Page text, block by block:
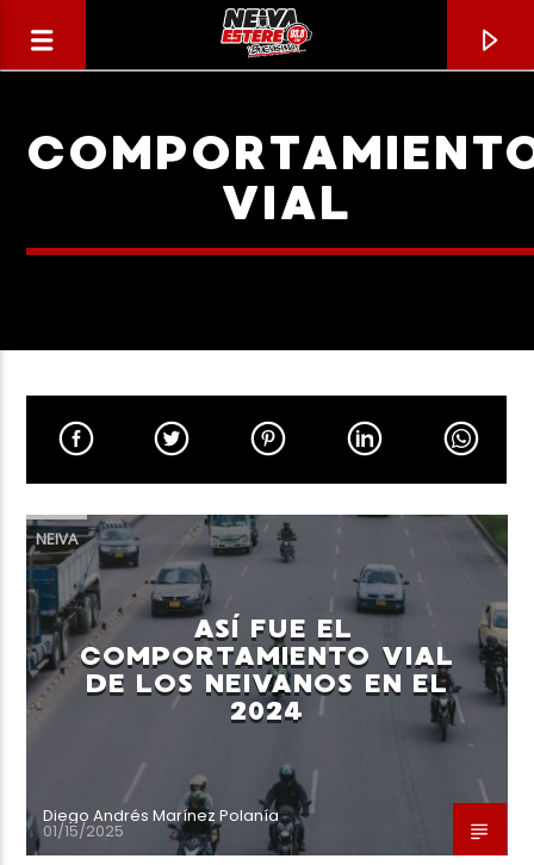
CANCIÓN ACTUAL
TÍTULO
ARTISTA
Neiva Estereo
VIAL
NEIVA
ASÍ FUE EL
COMPORTAMIENTO VIAL
DE LOS NEIVANOS EN EL
2024
Diego Andrés Marínez Polanía
01/15/2025